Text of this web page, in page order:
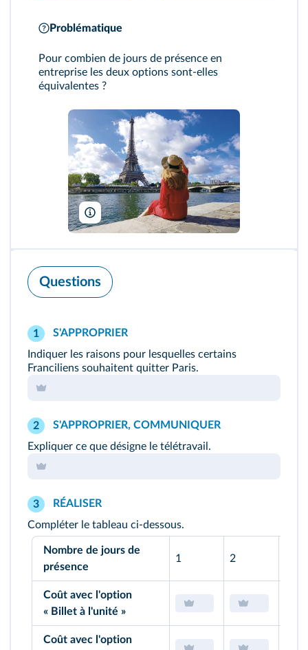
Problématique
Pour combien de jours de présence en
entreprise les deux options sont-elles
équivalentes ?
Zigres/Shutterstock
Questions
1
S'APPROPRIER
Indiquer les raisons pour lesquelles certains
Franciliens souhaitent quitter Paris.
2
S'APPROPRIER, COMMUNIQUER
Expliquer ce que désigne le télétravail.
3
RÉALISER
Compléter le tableau ci-dessous.
Nombre de jours de
présence
1 2
Coût avec l'option
« Billet à l'unité »
Coût avec l'option